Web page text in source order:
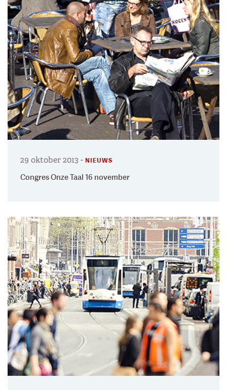
29 oktober 2013 - NIEUWS
Congres Onze Taal 16 november